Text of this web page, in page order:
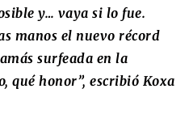
y… vaya si lo fue.
manos el nuevo récord
surfeada en la
qué honor”, escribió Koxa